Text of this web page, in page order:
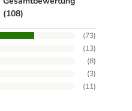
(108)
(73)
(13)
(8)
(3)
(11)